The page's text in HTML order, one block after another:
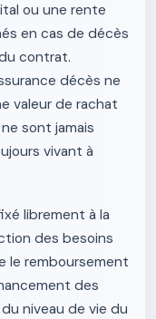
ou une rente
en cas de décès
contrat.
décès ne
valeur de rachat
sont jamais
vivant à
librement à la
des besoins
le remboursement
des
niveau de vie du